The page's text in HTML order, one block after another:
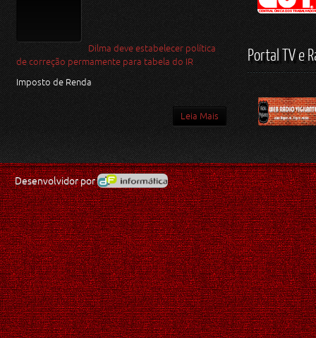
Dilma deve estabelecer política
de correção permamente para tabela do IR
Imposto de Renda
Leia Mais
Portal TV e
Desenvolvidor por